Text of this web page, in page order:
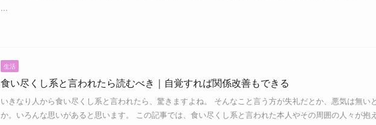
...
生活
食い尽くし系と言われたら読むべき｜自覚すれば関係改善もできる
いきなり人から食い尽くし系と言われたら、驚きますよね。 そんなこと言う方が失礼だとか、悪気は無いと
か。いろんな思いがあると思います。 この記事では、食い尽くし系と言われた本人やその周囲の人々が抱